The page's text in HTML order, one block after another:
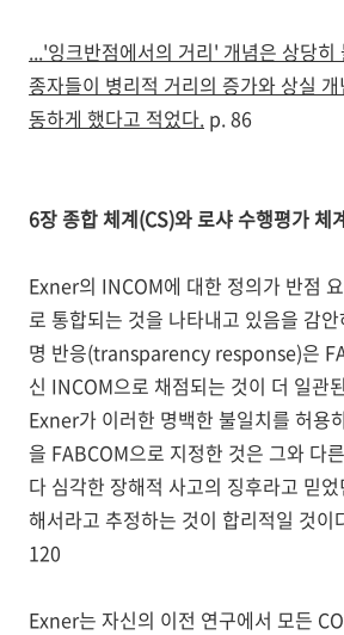
...'잉크반점에서의 거리' 개념은 상당히
종자들이 병리적 거리의 증가와 상실
동하게 했다고 적었다. p. 86
6장 종합 체계(CS)와 로샤 수행평가 체
Exner의 INCOM에 대한 정의가 반점
로 통합되는 것을 나타내고 있음을 감
명 반응(transparency response)은
신 INCOM으로 채점되는 것이 더 일관
Exner가 이러한 명백한 불일치를 허용
을 FABCOM으로 지정한 것은 그와 다
다 심각한 장해적 사고의 징후라고 믿
해서라고 추정하는 것이 합리적일 것이
120
Exner는 자신의 이전 연구에서 모든